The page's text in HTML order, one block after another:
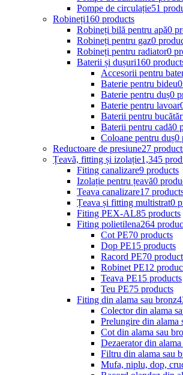
Pompe de circulație51
Robineți160 products
Robineți bilă pentru apă0
Robineți pentru gaz0
Robineți pentru radiator0
Baterii și dușuri160
Accesorii pentru
Baterie pentru bideu
Baterie pentru duș0
Baterie pentru lavoar
Baterii pentru
Baterii pentru cadă0
Coloane pentru duș0
Reductoare de presiune27
Țeavă, fitting și izolație1,345
Fiting canalizare9 products
Izolație pentru țeavă0
Teava canalizare17
Țeava și fitting multistrat0
Fiting PEX-AL85 products
Fiting polietilena264
Cot PE70 products
Dop PE15 products
Racord PE70
Robinet PE12
Teava PE15 products
Teu PE75 products
Fiting din alama sau bronz
Colector din alama
Prelungire din alama
Cot din alama sau
Dezaerator din
Filtru din alama sau
Mufa, niplu, dop,